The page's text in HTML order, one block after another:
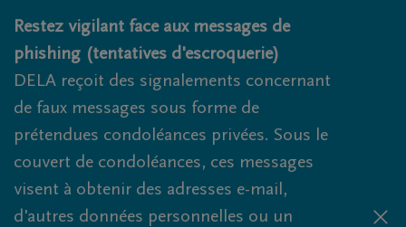
Obituaries.breadcrumbs.SkipLink
Restez vigilant face aux messages de
phishing (tentatives d'escroquerie)
DELA reçoit des signalements concernant
de faux messages sous forme de
prétendues condoléances privées. Sous le
couvert de condoléances, ces messages
visent à obtenir des adresses e-mail,
d'autres données personnelles ou un